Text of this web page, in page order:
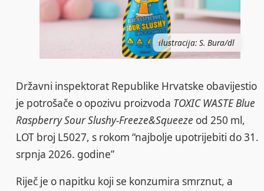
ilustracija: S. Bura/dl
Državni inspektorat Republike Hrvatske obavijestio
je potrošače o opozivu proizvoda TOXIC WASTE Blue
Raspberry Sour Slushy-Freeze&Squeeze od 250 ml,
LOT broj L5027, s rokom “najbolje upotrijebiti do 31.
srpnja 2026. godine”
Riječ je o napitku koji se konzumira smrznut, a